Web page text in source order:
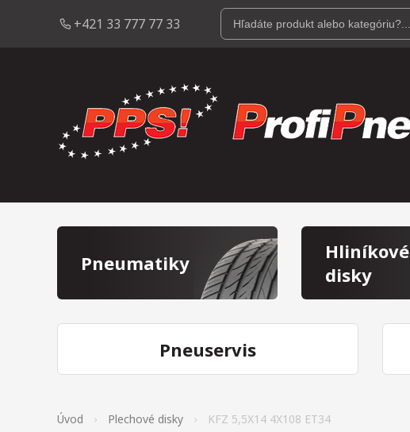
+421 33 777 77 33
Pneumatiky
Hliníkové
disky
Pneuservis
Úvod Plechové disky KFZ 5,5X14 4X108 ET34